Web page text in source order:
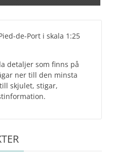
de-Port i skala 1:25
detaljer som finns på
ner till den minsta
skjulet, stigar,